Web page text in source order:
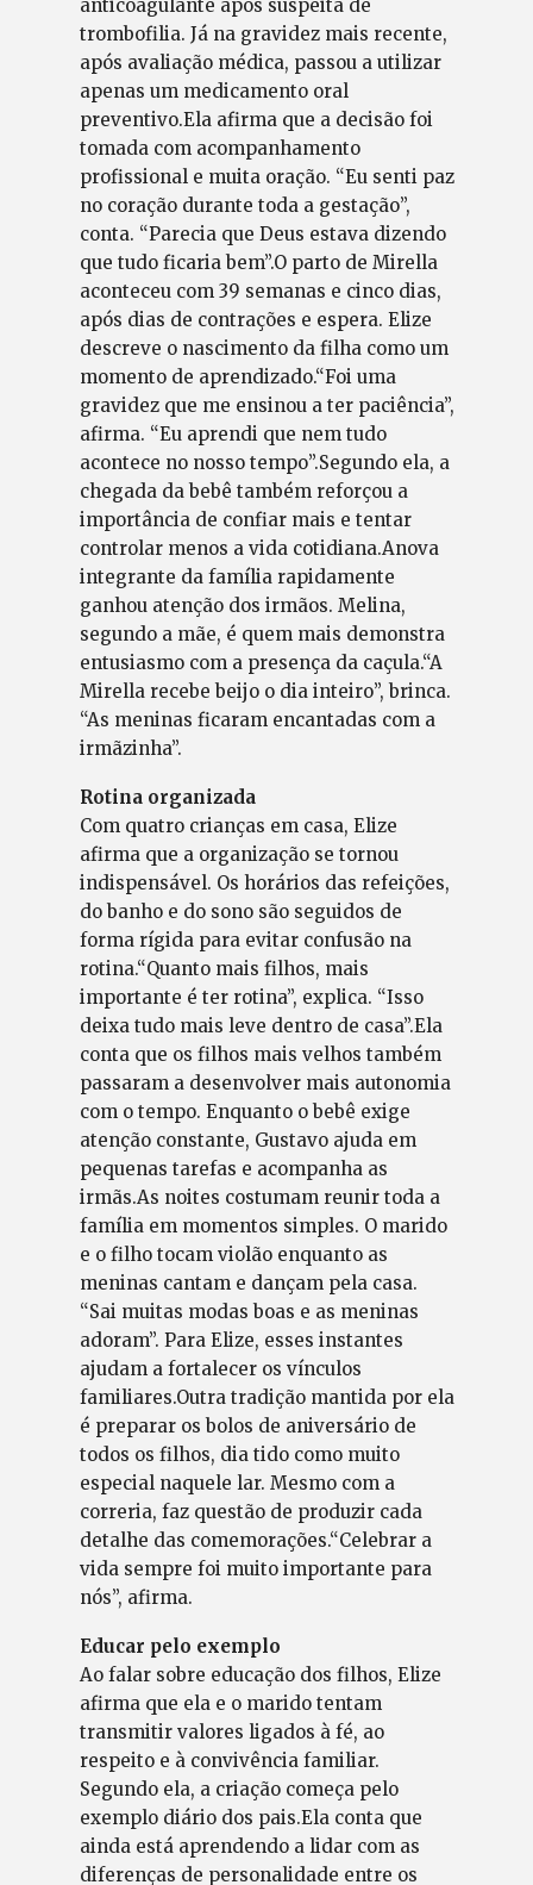
anticoagulante após suspeita de
trombofilia. Já na gravidez mais recente,
após avaliação médica, passou a utilizar
apenas um medicamento oral
preventivo.Ela afirma que a decisão foi
tomada com acompanhamento
profissional e muita oração. “Eu senti paz
no coração durante toda a gestação”,
conta. “Parecia que Deus estava dizendo
que tudo ficaria bem”.O parto de Mirella
aconteceu com 39 semanas e cinco dias,
após dias de contrações e espera. Elize
descreve o nascimento da filha como um
momento de aprendizado.“Foi uma
gravidez que me ensinou a ter paciência”,
afirma. “Eu aprendi que nem tudo
acontece no nosso tempo”.Segundo ela, a
chegada da bebê também reforçou a
importância de confiar mais e tentar
controlar menos a vida cotidiana.Anova
integrante da família rapidamente
ganhou atenção dos irmãos. Melina,
segundo a mãe, é quem mais demonstra
entusiasmo com a presença da caçula.“A
Mirella recebe beijo o dia inteiro”, brinca.
“As meninas ficaram encantadas com a
irmãzinha”.
Rotina organizada
Com quatro crianças em casa, Elize
afirma que a organização se tornou
indispensável. Os horários das refeições,
do banho e do sono são seguidos de
forma rígida para evitar confusão na
rotina.“Quanto mais filhos, mais
importante é ter rotina”, explica. “Isso
deixa tudo mais leve dentro de casa”.Ela
conta que os filhos mais velhos também
passaram a desenvolver mais autonomia
com o tempo. Enquanto o bebê exige
atenção constante, Gustavo ajuda em
pequenas tarefas e acompanha as
irmãs.As noites costumam reunir toda a
família em momentos simples. O marido
e o filho tocam violão enquanto as
meninas cantam e dançam pela casa.
“Sai muitas modas boas e as meninas
adoram”. Para Elize, esses instantes
ajudam a fortalecer os vínculos
familiares.Outra tradição mantida por ela
é preparar os bolos de aniversário de
todos os filhos, dia tido como muito
especial naquele lar. Mesmo com a
correria, faz questão de produzir cada
detalhe das comemorações.“Celebrar a
vida sempre foi muito importante para
nós”, afirma.
Educar pelo exemplo
Ao falar sobre educação dos filhos, Elize
afirma que ela e o marido tentam
transmitir valores ligados à fé, ao
respeito e à convivência familiar.
Segundo ela, a criação começa pelo
exemplo diário dos pais.Ela conta que
ainda está aprendendo a lidar com as
diferenças de personalidade entre os